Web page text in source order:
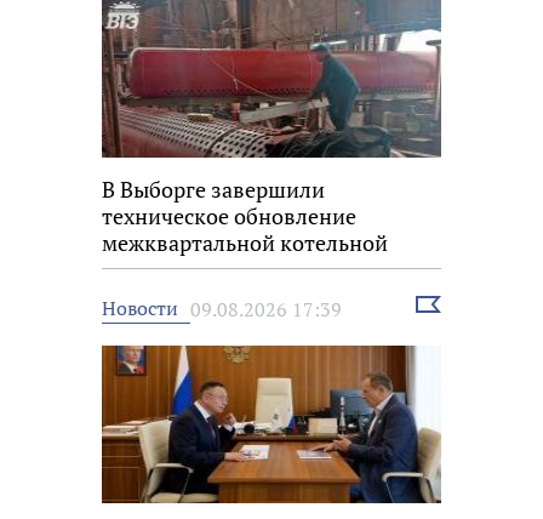
В Выборге завершили
техническое обновление
межквартальной котельной
Новости 09.08.2026 17:39
Выбрать